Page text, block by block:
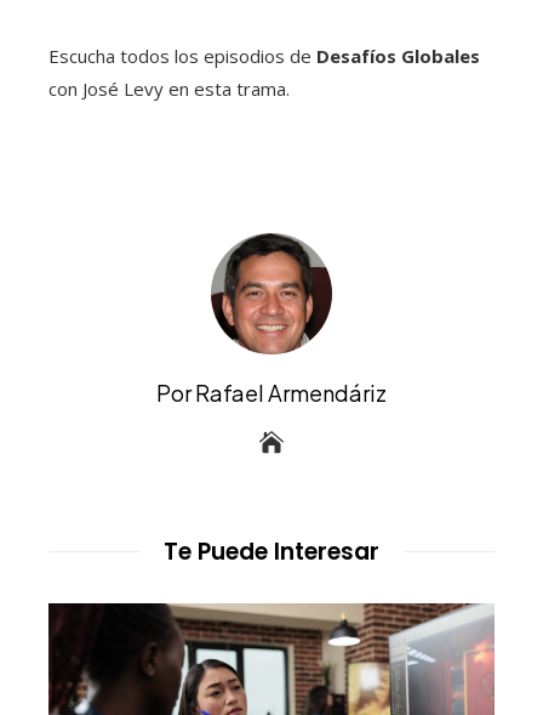
Escucha todos los episodios de Desafíos Globales
con José Levy en esta trama.
Por Rafael Armendáriz
Te Puede Interesar